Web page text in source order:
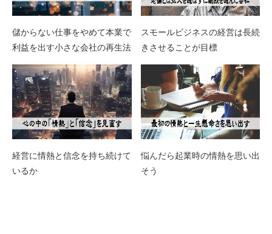
儲からない仕事をやめて本業で
利益を出す小さな会社の再生法
スモールビジネスの経営は長続
きさせることが目標
経営に情熱と信念を持ち続けて
いるか
悩んだら起業時の情熱を思い出
そう